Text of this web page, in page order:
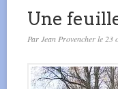
Une
Par Jean Provencher le 23